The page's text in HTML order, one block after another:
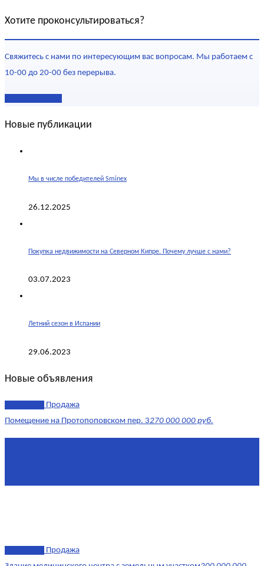
Хотите проконсультироваться?
Свяжитесь с нами по интересующим вас вопросам. Мы работаем с
10-00 до 20-00 без перерыва.
Новые публикации
Мы в числе победителей Sminex
26.12.2025
Покупка недвижимости на Северном Кипре. Почему лучше с нами?
03.07.2023
Летний сезон в Испании
29.06.2023
Новые объявления
Продажа
Помещение на Протопоповском пер. 3270 000 000 руб.
Продажа